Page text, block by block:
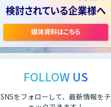
FOLLOW US
SNSをフォローして、最新情報をチ